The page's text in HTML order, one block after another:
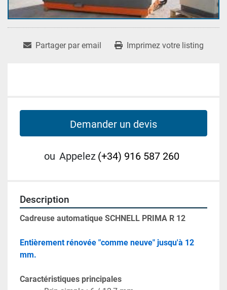
Partager par email Imprimez votre listing
Demander un devis
ou Appelez (+34) 916 587 260
Description
Cadreuse automatique SCHNELL PRIMA R 12
Entièrement rénovée "comme neuve" jusqu'à 12
mm.
Caractéristiques principales